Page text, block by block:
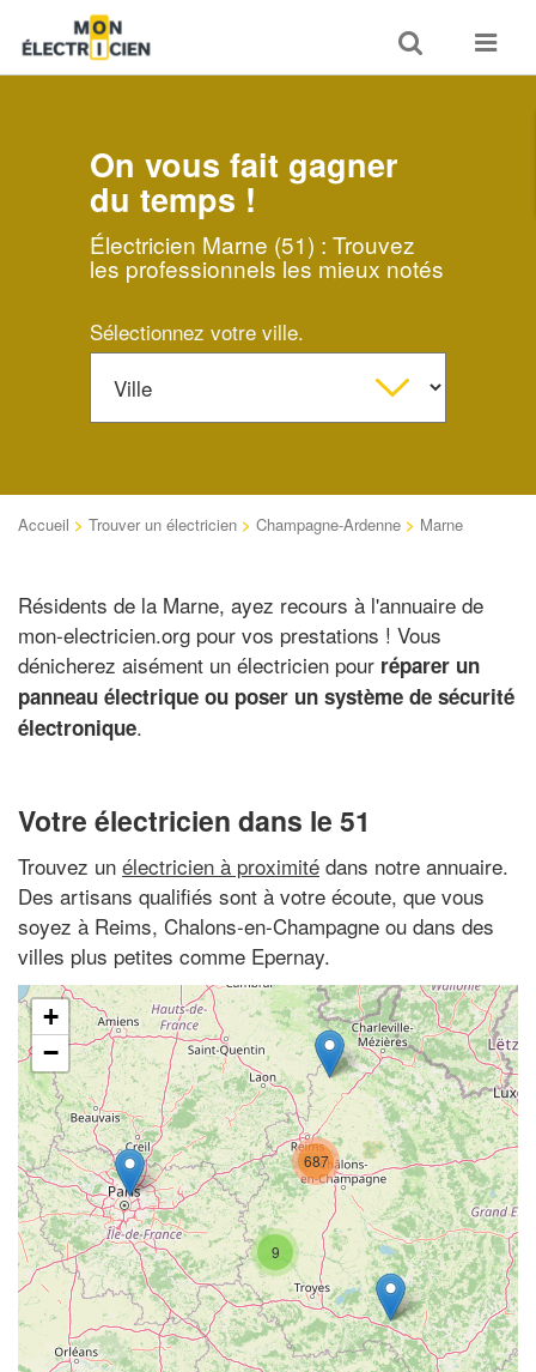
Toggle
search
Toggle
On vous fait gagner
du temps !
Électricien Marne (51) : Trouvez
les professionnels les mieux notés
Sélectionnez votre ville.
Accueil > Trouver un électricien > Champagne-Ardenne > Marne
Résidents de la Marne, ayez recours à l'annuaire de
mon-electricien.org pour vos prestations ! Vous
dénicherez aisément un électricien pour réparer un
panneau électrique ou poser un système de sécurité
électronique.
Votre électricien dans le 51
Trouvez un électricien à proximité dans notre annuaire.
Des artisans qualifiés sont à votre écoute, que vous
soyez à Reims, Chalons-en-Champagne ou dans des
villes plus petites comme Epernay.
9
687
+
−